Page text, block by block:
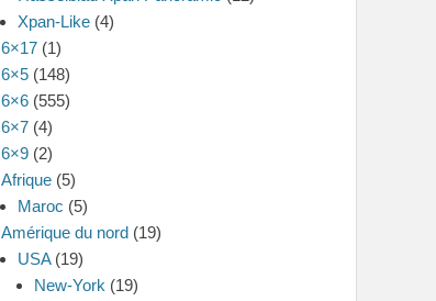
Xpan-Like (4)
6×17 (1)
6×5 (148)
6×6 (555)
6×7 (4)
6×9 (2)
Afrique (5)
Maroc (5)
Amérique du nord (19)
USA(19)
New-York (19)